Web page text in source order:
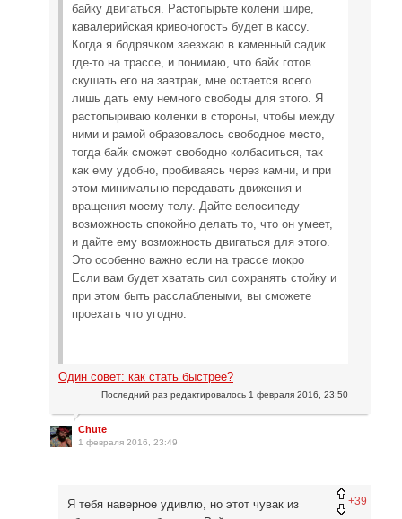
байку двигаться. Растопырьте колени шире,
кавалерийская кривоногость будет в кассу.
Когда я бодрячком заезжаю в каменный садик
где-то на трассе, и понимаю, что байк готов
скушать его на завтрак, мне остается всего
лишь дать ему немного свободы для этого. Я
растопыриваю коленки в стороны, чтобы между
ними и рамой образовалось свободное место,
тогда байк сможет свободно колбаситься, так
как ему удобно, пробиваясь через камни, и при
этом минимально передавать движения и
вращения моему телу. Дайте велосипеду
возможность спокойно делать то, что он умеет,
и дайте ему возможность двигаться для этого.
Это особенно важно если на трассе мокро
Если вам будет хватать сил сохранять стойку и
при этом быть расслаблеными, вы сможете
проехать что угодно.
Один совет: как стать быстрее?
Последний раз редактировалось 1 февраля 2016, 23:50
Chute
1 февраля 2016, 23:49
+39
Я тебя наверное удивлю, но этот чувак из